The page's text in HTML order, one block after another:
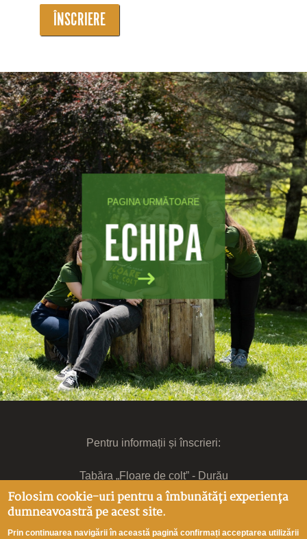
ÎNSCRIERE
PAGINA URMĂTOARE
ECHIPA
Pentru informații și înscrieri:
Tabăra „Floare de colț” - Durău
Mitropolia Moldovei și Bucovinei - Arhiepiscopia Iașilor
Bd. Ștefan cel Mare și Sfânt, nr. 14, et III, Iași, 700.064
Folosim cookie-uri pentru a îmbunătăți experiența
dumneavoastră pe acest site.
Prin continuarea navigării în această pagină confirmați acceptarea utilizării